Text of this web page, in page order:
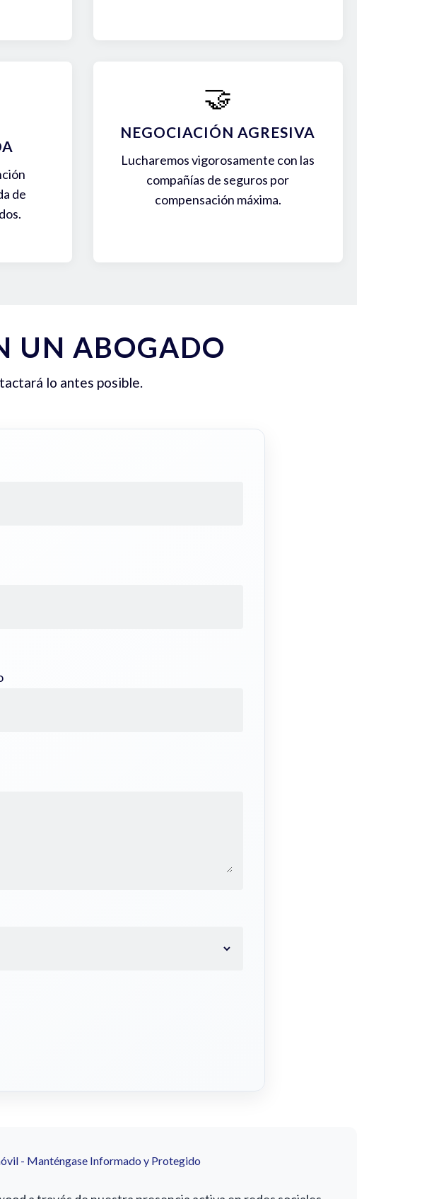
de
🤝
NEGOCIACIÓN AGRESIVA
Lucharemos vigorosamente con las
compañías de seguros por
compensación máxima.
UN ABOGADO
lo antes posible.
- Manténgase Informado y Protegido